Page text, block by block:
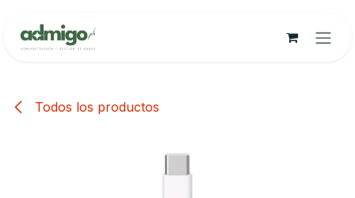
Todos los productos